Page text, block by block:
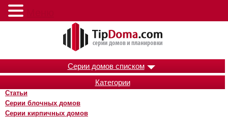
Серии домов списком
Категории
Статьи
Серии блочных домов
Серии кирпичных домов